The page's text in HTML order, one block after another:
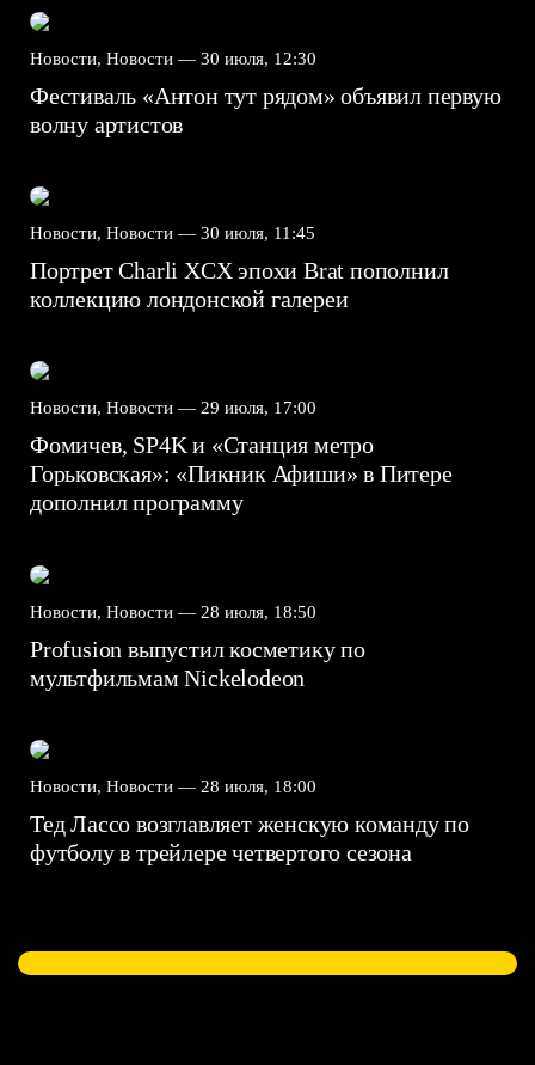
Новости, Новости — 30 июля, 12:30
Фестиваль «Антон тут рядом» объявил первую
волну артистов
Новости, Новости — 30 июля, 11:45
Портрет Charli XCX эпохи Brat пополнил
коллекцию лондонской галереи
Новости, Новости — 29 июля, 17:00
Фомичев, SP4K и «Станция метро
Горьковская»: «Пикник Афиши» в Питере
дополнил программу
Новости, Новости — 28 июля, 18:50
Profusion выпустил косметику по
мультфильмам Nickelodeon
Новости, Новости — 28 июля, 18:00
Тед Лассо возглавляет женскую команду по
футболу в трейлере четвертого сезона